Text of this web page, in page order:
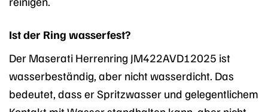
Ist der Ring wasserfest?
Der Maserati Herrenring JM422AVD12025 ist
wasserbeständig, aber nicht wasserdicht. Das
bedeutet, dass er Spritzwasser und gelegentlichem